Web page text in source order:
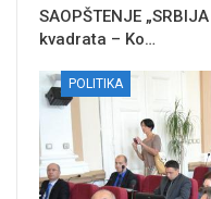
SAOPŠTENJE
kvadrata – Ko…
POLITIKA